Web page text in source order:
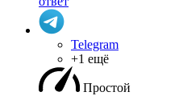
Telegram
+1 ещё
Простой